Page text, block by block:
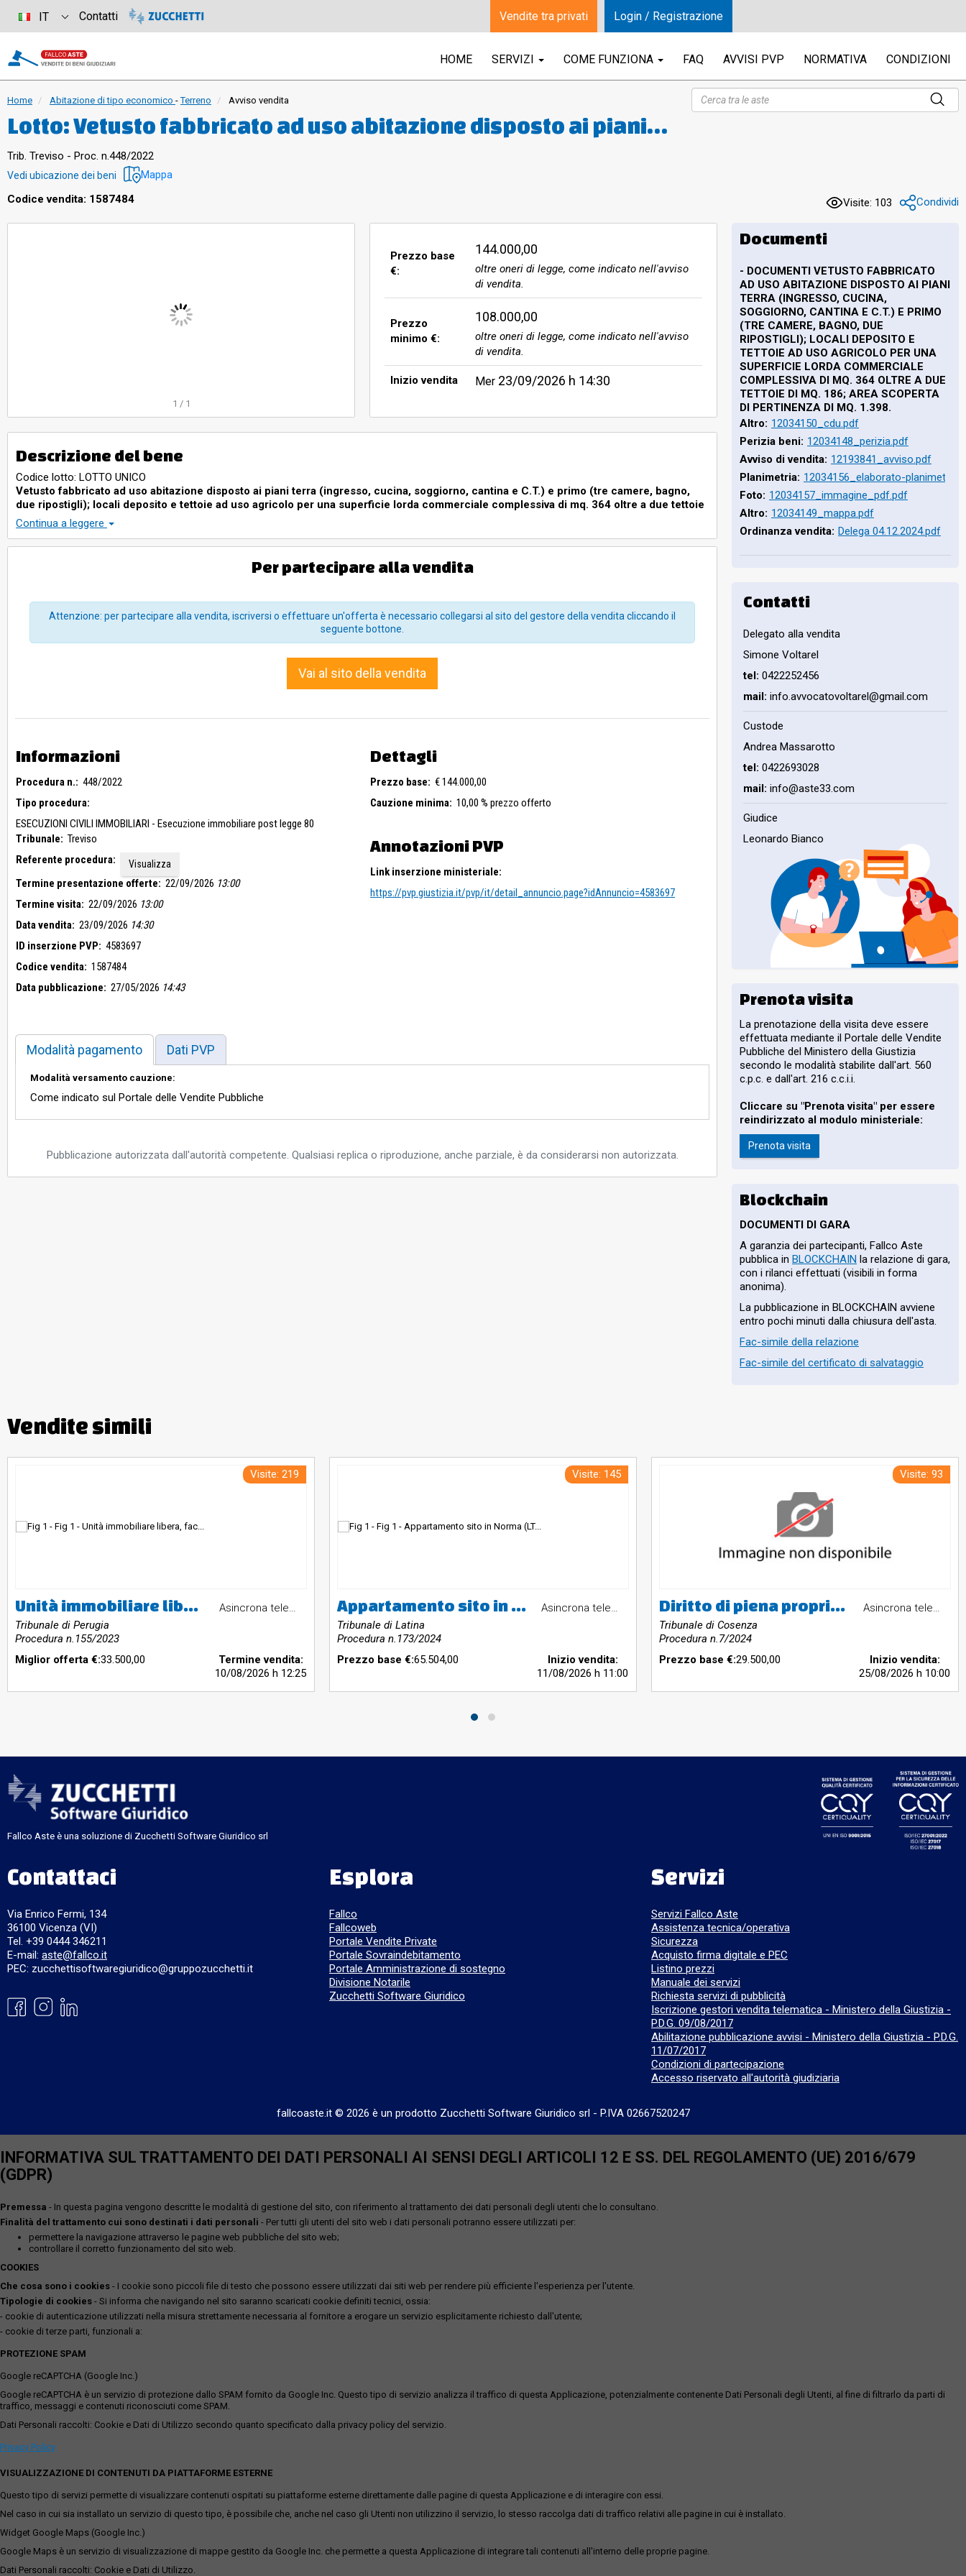
HOME SERVIZI COME FUNZIONA FAQ AVVISI PVP NORMATIVA CONDIZIONI
Home Abitazione di tipo economico -Terreno Avviso vendita
Lotto: Vetusto fabbricato ad uso abitazione disposto ai piani
terra (ingresso, cucina, soggiorno, cantina e C.T.) e primo (tre
camere, bagno, due ripostigli); locali deposito e tettoie ad uso
agricolo per una superficie lorda commerciale complessiva di
mq. 364 oltre a due tettoie di mq. 186; area scoperta di
pertinenza di mq. 1.398., Terreni agricoli di complessivi mq.
Trib. Treviso - Proc. n.448/2022
Vedi ubicazione dei beni Mappa
Codice vendita: 1587484 Visite: 103 Condividi
1 / 1
Prezzo base
€:
144.000,00
oltre oneri di legge, come indicato nell'avviso
di vendita.
Prezzo
minimo €:
108.000,00
oltre oneri di legge, come indicato nell'avviso
di vendita.
Inizio vendita Mer 23/09/2026 h 14:30
Descrizione del bene
Codice lotto: LOTTO UNICO
Vetusto fabbricato ad uso abitazione disposto ai piani terra (ingresso, cucina, soggiorno, cantina e C.T.) e primo (tre camere, bagno,
due ripostigli); locali deposito e tettoie ad uso agricolo per una superficie lorda commerciale complessiva di mq. 364 oltre a due tettoie
di mq. 186; area scoperta di pertinenza di mq. 1.398.:
Vetusto fabbricato ad uso abitazione disposto ai piani terra (ingresso, cucina, soggiorno, cantina e C.T.) e primo (tre camere, bagno, due ripostigli);
locali deposito e tettoie ad uso agricolo per una superficie lorda commerciale complessiva di mq. 364 oltre a due tettoie di mq. 186; area scoperta
Terreni agricoli di complessivi mq. 7.850 attualmente a prato incolto.:
Continua a leggere
Per partecipare alla vendita
Attenzione: per partecipare alla vendita, iscriversi o effettuare un'offerta è necessario collegarsi al sito del gestore della vendita cliccando il
seguente bottone.
Vai al sito della vendita
Informazioni
Procedura n.: 448/2022
Tipo procedura:
ESECUZIONI CIVILI IMMOBILIARI - Esecuzione immobiliare post legge 80
Tribunale: Treviso
Referente procedura:
Visualizza
Termine presentazione offerte: 22/09/2026 13:00
Termine visita: 22/09/2026 13:00
Data vendita: 23/09/2026 14:30
ID inserzione PVP: 4583697
Codice vendita: 1587484
Data pubblicazione: 27/05/2026 14:43
Dettagli
Prezzo base: € 144.000,00
Cauzione minima: 10,00 % prezzo offerto
Annotazioni PVP
Link inserzione ministeriale:
https://pvp.giustizia.it/pvp/it/detail_annuncio.page?idAnnuncio=4583697
Modalità pagamento Dati PVP
Modalità versamento cauzione:
Come indicato sul Portale delle Vendite Pubbliche
Pubblicazione autorizzata dall'autorità competente. Qualsiasi replica o riproduzione, anche parziale, è da considerarsi non autorizzata.
Documenti
- DOCUMENTI VETUSTO FABBRICATO
AD USO ABITAZIONE DISPOSTO AI PIANI
TERRA (INGRESSO, CUCINA,
SOGGIORNO, CANTINA E C.T.) E PRIMO
(TRE CAMERE, BAGNO, DUE
RIPOSTIGLI); LOCALI DEPOSITO E
TETTOIE AD USO AGRICOLO PER UNA
SUPERFICIE LORDA COMMERCIALE
COMPLESSIVA DI MQ. 364 OLTRE A DUE
TETTOIE DI MQ. 186; AREA SCOPERTA
DI PERTINENZA DI MQ. 1.398.
Altro: 12034150_cdu.pdf
Perizia beni: 12034148_perizia.pdf
Avviso di vendita: 12193841_avviso.pdf
Planimetria: 12034156_elaborato-
Foto: 12034157_immagine_pdf.pdf
Altro: 12034149_mappa.pdf
Ordinanza vendita: Delega 04.12.2024.pdf
Contatti
Delegato alla vendita
Simone Voltarel
tel: 0422252456
mail: info.avvocatovoltarel@gmail.com
Custode
Andrea Massarotto
tel: 0422693028
mail: info@aste33.com
Giudice
Leonardo Bianco
Prenota visita
La prenotazione della visita deve essere
effettuata mediante il Portale delle Vendite
Pubbliche del Ministero della Giustizia
secondo le modalità stabilite dall'art. 560
c.p.c. e dall'art. 216 c.c.i.i.
Cliccare su "Prenota visita" per essere
reindirizzato al modulo ministeriale:
Prenota visita
Blockchain
DOCUMENTI DI GARA
A garanzia dei partecipanti, Fallco Aste
pubblica in BLOCKCHAIN la relazione di gara,
con i rilanci effettuati (visibili in forma
anonima).
La pubblicazione in BLOCKCHAIN avviene
entro pochi minuti dalla chiusura dell'asta.
Fac-simile della relazione
Fac-simile del certificato di salvataggio
Vendite simili
Visite: 219
Unità immobiliare libera, facente parte di un fabbricato a schiera di fine anni 90, su quattro livelli collegati da scala interna, comprendente: garage al piano 1°sottostrada accessibile da corsia carrabile di uso condominiale; porzione di appartamento al piano terreno con ingresso, soggiorno, cucina, bagno, area scoperta recintata con lastrico e giardino sul fronte e sul retro; porzione di appartamento al piano primo con due camere, disimpegno, bagno e due balconi; soffitta con due locali sotto
Tribunale di Perugia
Procedura n.155/2023
Asincrona telematica
Miglior offerta €:33.500,00
Termine vendita:
10/08/2026h 12:25
Visite: 145
Appartamento sito in Norma (LT), Via Michelangelo Buonarroti n. 67, piano secondo, interno 8. Immobile censito al Catasto Fabbricati del Comune di Norma, foglio 19, particella 1090, subalterno 10, categoria A/3, classe 4, vani 4,5, rendita catastale euro 278,93. L'immobile è composto da ingresso, soggiorno, cucina, due camere da letto, bagno e ripostiglio. Pertinenza: cantina al piano seminterrato, foglio 19, particella 1090, subalterno 14, categoria C/2. Valore di stima: euro 65.504,00.
Tribunale di Latina
Procedura n.173/2024
Asincrona telematica
Prezzo base €:65.504,00
Inizio vendita:
11/08/2026h 11:00
Visite: 93
Diritto di piena proprietà su terreni siti nel come di Dipignano, costituitoda due particelle entrambe al foglio 21, la nr. 86 e la nr. 87,rispettivamente con la superficie di mq. 7.870 e di mq. 600, quindi per un totale di mq. 8.470, con qualità agraria castagneto-frutteto.Valore Stimato € 29.500,00
Tribunale di Cosenza
Procedura n.7/2024
Asincrona telematica
Prezzo base €:29.500,00
Inizio vendita:
25/08/2026h 10:00
Fallco Aste è una soluzione di Zucchetti Software Giuridico srl
Contattaci
Via Enrico Fermi, 134
36100 Vicenza (VI)
Tel. +39 0444 346211
E-mail: aste@fallco.it
PEC: zucchettisoftwaregiuridico@gruppozucchetti.it
Esplora
Fallco
Fallcoweb
Portale Vendite Private
Portale Sovraindebitamento
Portale Amministrazione di sostegno
Divisione Notarile
Zucchetti Software Giuridico
Servizi
Servizi Fallco Aste
Assistenza tecnica/operativa
Sicurezza
Acquisto firma digitale e PEC
Listino prezzi
Manuale dei servizi
Richiesta servizi di pubblicità
Iscrizione gestori vendita telematica - Ministero della Giustizia -
P.D.G. 09/08/2017
Abilitazione pubblicazione avvisi - Ministero della Giustizia - P.D.G.
11/07/2017
Condizioni di partecipazione
Accesso riservato all'autorità giudiziaria
fallcoaste.it © 2026 è un prodotto Zucchetti Software Giuridico srl - P.IVA 02667520247
IT Contatti Vendite tra privati Login / Registrazione
INFORMATIVA SUL TRATTAMENTO DEI DATI PERSONALI AI SENSI DEGLI ARTICOLI 12 E SS. DEL REGOLAMENTO (UE) 2016/679
(GDPR)
Premessa - In questa pagina vengono descritte le modalità di gestione del sito, con riferimento al trattamento dei dati personali degli utenti che lo consultano.
Finalità del trattamento cui sono destinati i dati personali - Per tutti gli utenti del sito web i dati personali potranno essere utilizzati per:
permettere la navigazione attraverso le pagine web pubbliche del sito web;
controllare il corretto funzionamento del sito web.
COOKIES
Che cosa sono i cookies - I cookie sono piccoli file di testo che possono essere utilizzati dai siti web per rendere più efficiente l'esperienza per l'utente.
Tipologie di cookies - Si informa che navigando nel sito saranno scaricati cookie definiti tecnici, ossia:
- cookie di autenticazione utilizzati nella misura strettamente necessaria al fornitore a erogare un servizio esplicitamente richiesto dall'utente;
- cookie di terze parti, funzionali a:
PROTEZIONE SPAM
Google reCAPTCHA (Google Inc.)
Google reCAPTCHA è un servizio di protezione dallo SPAM fornito da Google Inc. Questo tipo di servizio analizza il traffico di questa Applicazione, potenzialmente contenente Dati Personali degli Utenti, al fine di filtrarlo da parti di
traffico, messaggi e contenuti riconosciuti come SPAM.
Dati Personali raccolti: Cookie e Dati di Utilizzo secondo quanto specificato dalla privacy policy del servizio.
Privacy Policy
VISUALIZZAZIONE DI CONTENUTI DA PIATTAFORME ESTERNE
Questo tipo di servizi permette di visualizzare contenuti ospitati su piattaforme esterne direttamente dalle pagine di questa Applicazione e di interagire con essi.
Nel caso in cui sia installato un servizio di questo tipo, è possibile che, anche nel caso gli Utenti non utilizzino il servizio, lo stesso raccolga dati di traffico relativi alle pagine in cui è installato.
Widget Google Maps (Google Inc.)
Google Maps è un servizio di visualizzazione di mappe gestito da Google Inc. che permette a questa Applicazione di integrare tali contenuti all'interno delle proprie pagine.
Dati Personali raccolti: Cookie e Dati di Utilizzo.